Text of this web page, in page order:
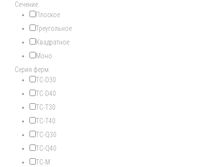
Сечение:
Плоское
Треугольное
Квадратное
Моно
Серия ферм:
TC-D30
TC-D40
TC-T30
TC-T40
TC-Q30
TC-Q40
TC-M